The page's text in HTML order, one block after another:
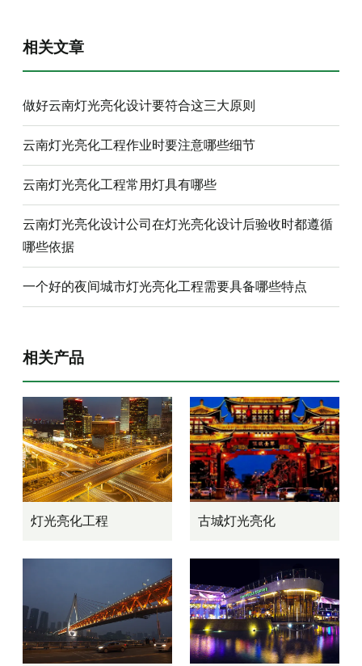
相关文章
做好云南灯光亮化设计要符合这三大原则
云南灯光亮化工程作业时要注意哪些细节
云南灯光亮化工程常用灯具有哪些
云南灯光亮化设计公司在灯光亮化设计后验收时都遵循
哪些依据
一个好的夜间城市灯光亮化工程需要具备哪些特点
相关产品
灯光亮化工程 古城灯光亮化